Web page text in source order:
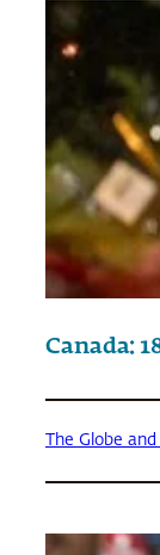
Canada:
The Globe and